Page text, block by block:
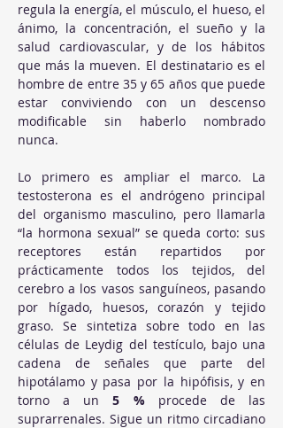
regula la energía, el músculo, el hueso, el
ánimo, la concentración, el sueño y la
salud cardiovascular, y de los hábitos
que más la mueven. El destinatario es el
hombre de entre 35 y 65 años que puede
estar conviviendo con un descenso
modificable sin haberlo nombrado
nunca.
Lo primero es ampliar el marco. La
testosterona es el andrógeno principal
del organismo masculino, pero llamarla
“la hormona sexual” se queda corto: sus
receptores están repartidos por
prácticamente todos los tejidos, del
cerebro a los vasos sanguíneos, pasando
por hígado, huesos, corazón y tejido
graso. Se sintetiza sobre todo en las
células de Leydig del testículo, bajo una
cadena de señales que parte del
hipotálamo y pasa por la hipófisis, y en
torno a un 5 % procede de las
suprarrenales. Sigue un ritmo circadiano